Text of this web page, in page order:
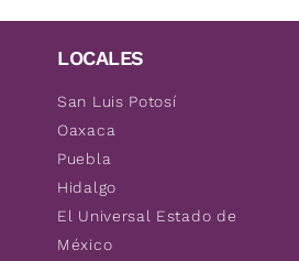
LOCALES
San Luis Potosí
Oaxaca
Puebla
Hidalgo
El Universal Estado de
México